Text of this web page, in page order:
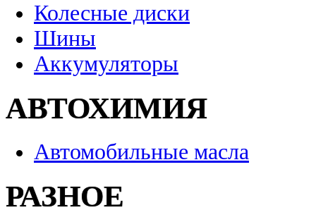
Колесные диски
Шины
Аккумуляторы
АВТОХИМИЯ
Автомобильные масла
РАЗНОЕ